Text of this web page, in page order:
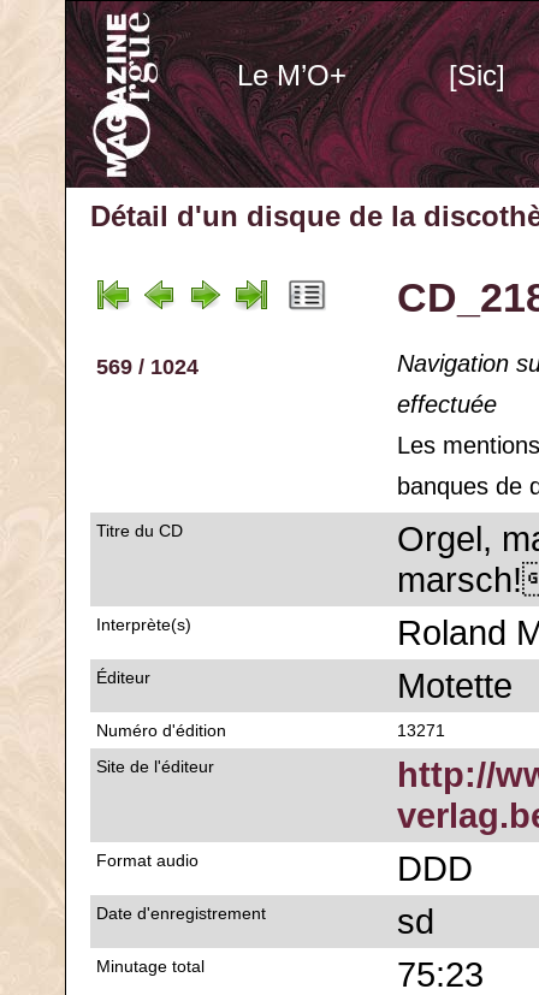
Le M’O+ [Sic]
Détail d'un disque de la
569 / 1024
Navigation
effectuée
Les
banques de
Titre du CD
Orgel,
Interprète(s) Roland
Éditeur Motette
Numéro d'édition
13271
Site de l'éditeur
http://
Format audio DDD
Date d'enregistrement sd
Minutage total 75:23